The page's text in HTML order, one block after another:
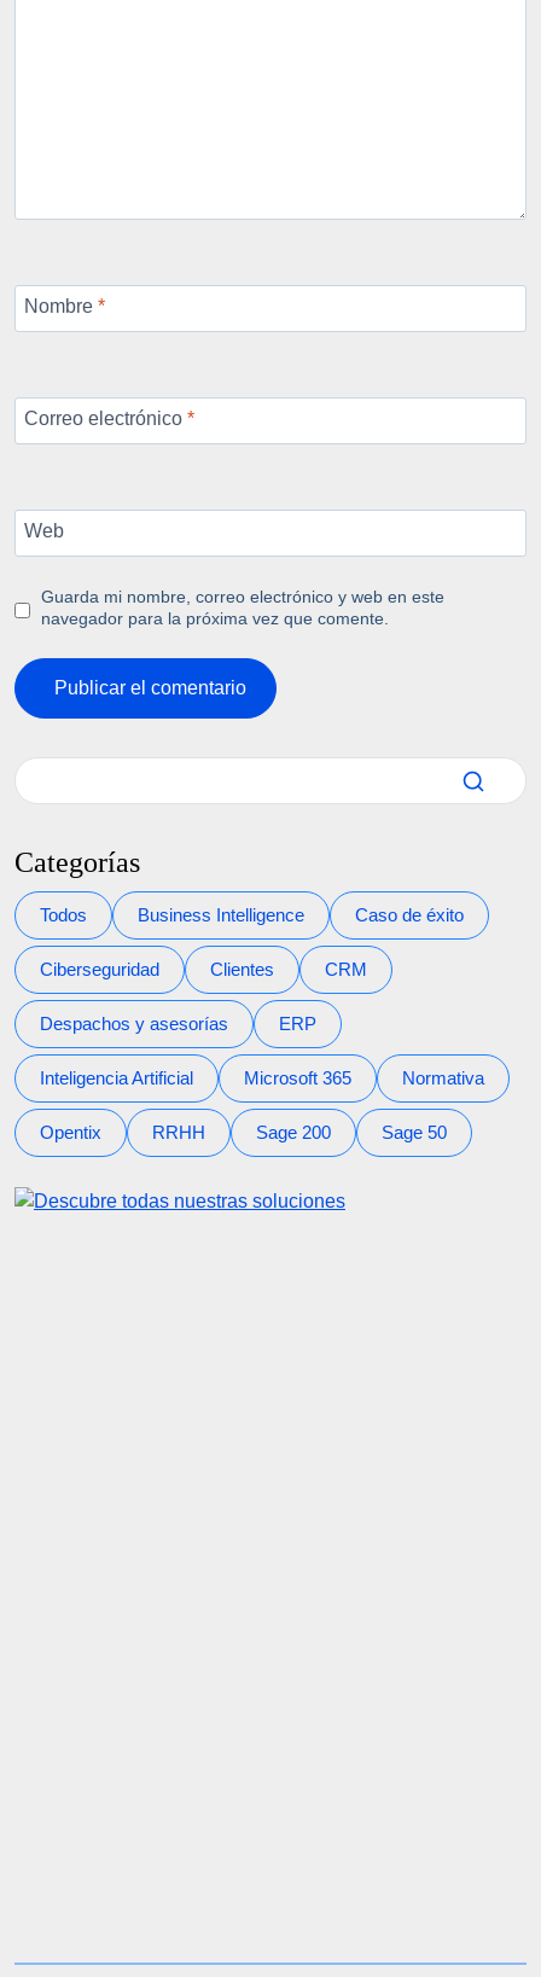
Nombre *
Correo electrónico *
Web
Guarda mi nombre, correo electrónico y web en este
navegador para la próxima vez que comente.
Categorías
Todos Business Intelligence Caso de éxito
Ciberseguridad Clientes CRM
Despachos y asesorías ERP
Inteligencia Artificial Microsoft 365 Normativa
Opentix RRHH Sage 200 Sage 50